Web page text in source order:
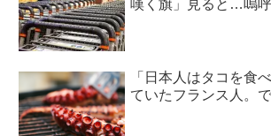
嘆く旗」見ると…嗚呼
「日本人はタコを食
ていたフランス人。